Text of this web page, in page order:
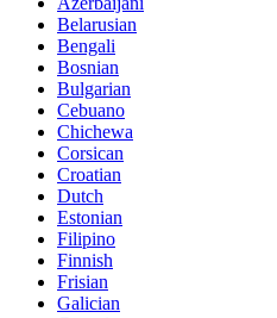
Belarusian
Bengali
Bosnian
Bulgarian
Cebuano
Chichewa
Corsican
Croatian
Dutch
Estonian
Filipino
Finnish
Frisian
Galician